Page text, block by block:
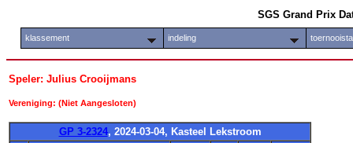
SGS Grand Prix
klassement indeling
Speler: Julius Crooijmans
Vereniging: (Niet Aangesloten)
GP 3-2324, 2024-03-04, Kasteel Lekstroom